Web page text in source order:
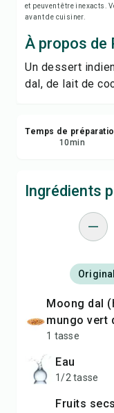
et peuvent être inexacts.
avant de cuisiner.
À propos de
Un dessert
dal, de lait de
Temps de
10min
Ingrédients
Original
moong dal (haricots mungo verts /
mungo vert
1 tasse
eau
1/2 tasse
fruits secs de votre choix (de